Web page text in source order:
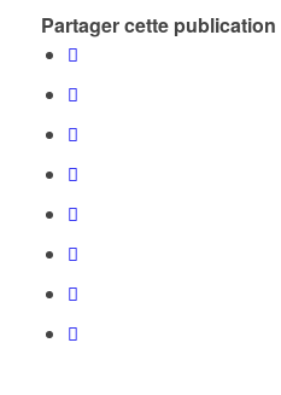
Partager cette publication